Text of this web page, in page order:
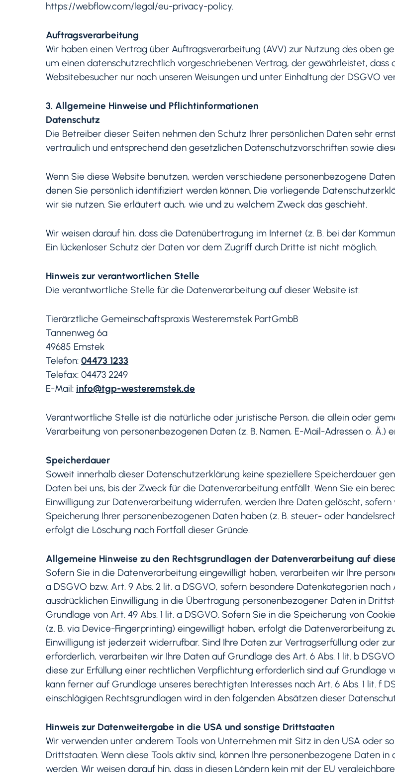
https://webflow.com/legal/eu-privacy-policy.
Auftragsverarbeitung
Wir haben einen Vertrag über Auftragsverarbeitung (AVV) zur Nutzung des oben
um einen datenschutzrechtlich vorgeschriebenen Vertrag, der gewährleistet,
Websitebesucher nur nach unseren Weisungen und unter Einhaltung der DSGVO
3. Allgemeine Hinweise und Pflichtinformationen
Datenschutz
Die Betreiber dieser Seiten nehmen den Schutz Ihrer persönlichen Daten sehr
vertraulich und entsprechend den gesetzlichen Datenschutzvorschriften sowie
Wenn Sie diese Website benutzen, werden verschiedene personenbezogene
denen Sie persönlich identifiziert werden können. Die vorliegende
wir sie nutzen. Sie erläutert auch, wie und zu welchem Zweck das geschieht.
Wir weisen darauf hin, dass die Datenübertragung im Internet (z. B. bei der
Ein lückenloser Schutz der Daten vor dem Zugriff durch Dritte ist nicht möglich.
Hinweis zur verantwortlichen Stelle
Die verantwortliche Stelle für die Datenverarbeitung auf dieser Website ist:
Tierärztliche Gemeinschaftspraxis Westeremstek PartGmbB
Tannenweg 6a
49685 Emstek
Telefon: 04473 1233
Telefax: 04473 2249
E-Mail: info@tgp-westeremstek.de
Verantwortliche Stelle ist die natürliche oder juristische Person, die allein oder
Verarbeitung von personenbezogenen Daten (z. B. Namen, E-Mail-Adressen o. Ä.)
Speicherdauer
Soweit innerhalb dieser Datenschutzerklärung keine speziellere Speicherdauer
Daten bei uns, bis der Zweck für die Datenverarbeitung entfällt. Wenn Sie ein
Einwilligung zur Datenverarbeitung widerrufen, werden Ihre Daten gelöscht,
Speicherung Ihrer personenbezogenen Daten haben (z. B. steuer- oder
erfolgt die Löschung nach Fortfall dieser Gründe.
Allgemeine Hinweise zu den Rechtsgrundlagen der Datenverarbeitung auf
Sofern Sie in die Datenverarbeitung eingewilligt haben, verarbeiten wir Ihre
a DSGVO bzw. Art. 9 Abs. 2 lit. a DSGVO, sofern besondere Datenkategorien
ausdrücklichen Einwilligung in die Übertragung personenbezogener Daten in
Grundlage von Art. 49 Abs. 1 lit. a DSGVO. Sofern Sie in die Speicherung von
(z. B. via Device-Fingerprinting) eingewilligt haben, erfolgt die Datenverarbeitung
Einwilligung ist jederzeit widerrufbar. Sind Ihre Daten zur Vertragserfüllung oder
erforderlich, verarbeiten wir Ihre Daten auf Grundlage des Art. 6 Abs. 1 lit. b
diese zur Erfüllung einer rechtlichen Verpflichtung erforderlich sind auf Grundlage
kann ferner auf Grundlage unseres berechtigten Interesses nach Art. 6 Abs. 1 lit. f
einschlägigen Rechtsgrundlagen wird in den folgenden Absätzen dieser
Hinweis zur Datenweitergabe in die USA und sonstige Drittstaaten
Wir verwenden unter anderem Tools von Unternehmen mit Sitz in den USA oder
Drittstaaten. Wenn diese Tools aktiv sind, können Ihre personenbezogene Daten
werden. Wir weisen darauf hin, dass in diesen Ländern kein mit der EU